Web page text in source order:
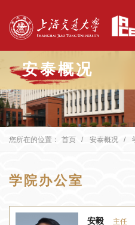
安泰概况
您所在的位置： 首页 安泰概况
学院办公室
安毅 主任